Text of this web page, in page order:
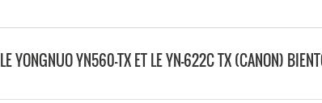
LE YONGNUO YN560-TX ET LE YN-622C TX (CANON)